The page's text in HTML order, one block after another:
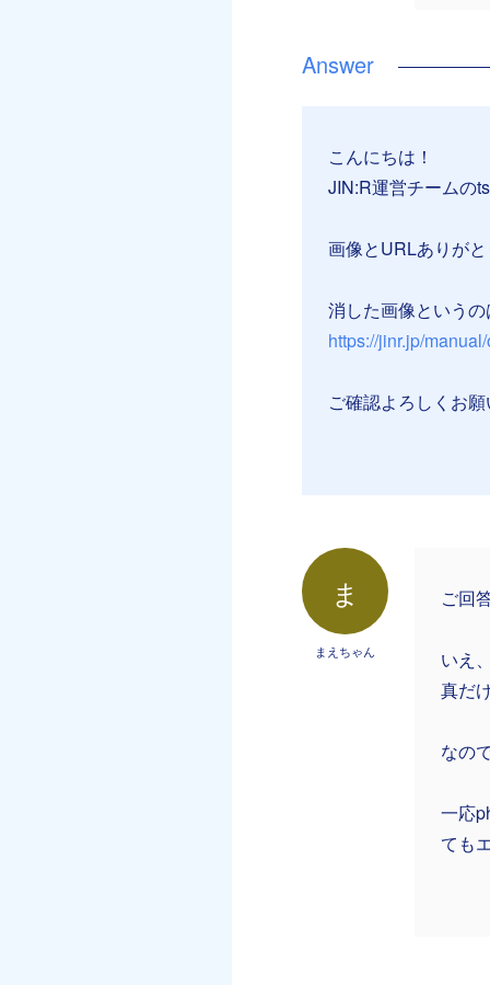
こんにちは！
JIN:R運営チームの
画像とURLありがと
消した画像という
https://jinr.jp/
ご確認よろしくお願
ま
まえちゃん
ご回
いえ
真だ
なの
一応
ても